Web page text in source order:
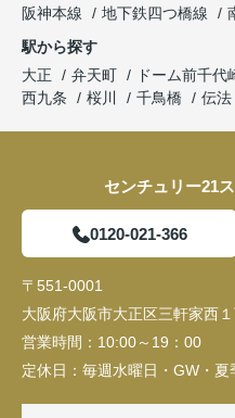
阪神本線
地下鉄四つ橋線
駅から探す
大正
弁天町 ドーム前千代
西九条
桜川 千鳥橋 伝法
センチュリー21
0120-021-366
〒551-0001
大阪府大阪市大正区三軒家西
営業時間： 10:00～19：00
定休日： 毎週水曜日・GW・夏